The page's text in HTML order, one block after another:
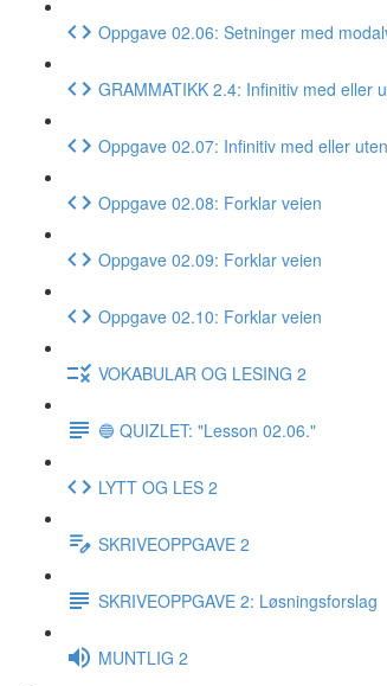
Oppgave 02.06: Setninger med
GRAMMATIKK 2.4: Infinitiv med eller
Oppgave 02.07: Infinitiv med eller
Oppgave 02.08: Forklar veien
Oppgave 02.09: Forklar veien
Oppgave 02.10: Forklar veien
VOKABULAR OG LESING 2
🔵 QUIZLET: "Lesson 02.06."
LYTT OG LES 2
SKRIVEOPPGAVE 2
SKRIVEOPPGAVE 2: Løsningsforslag
MUNTLIG 2